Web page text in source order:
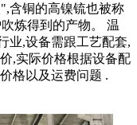
含铜的高镍锍也被称
炼得到的产物。 温
业,设备需跟工艺配套,
,实际价格根据设备配
格以及运费问题 .